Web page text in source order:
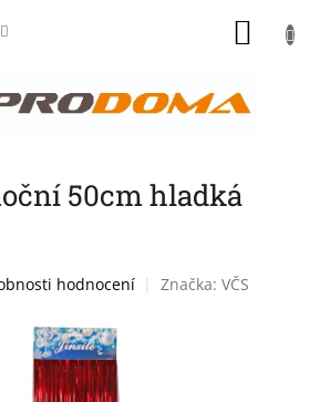
50cm hladká
hodnocení Značka: VČS